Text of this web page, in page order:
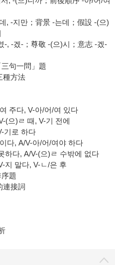
, -지만；背景 -는데；假設 -(으)
-, -겠-；尊敬 -(으)시；意志 -겠-
句一問」題
種方法
주다, V-아/어/여 있다
(으)ㄹ 때, V-기 전에
기로 하다
다, A/V-아/어/여야 하다
하다, A/V-(으)ㄹ 수밖에 없다
지 말다, V-ㄴ/은 후
題
連接詞